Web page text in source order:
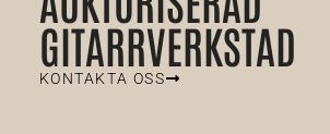
GITARRVERKSTAD
KONTAKTA OSS